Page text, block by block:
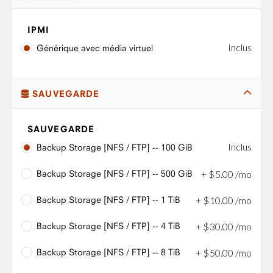
IPMI
Générique avec média virtuel
Inclus
SAUVEGARDE
SAUVEGARDE
Backup Storage [NFS / FTP] -- 100 GiB
Inclus
Backup Storage [NFS / FTP] -- 500 GiB + $5.00 /mo
Backup Storage [NFS / FTP] -- 1 TiB + $ 10.00 /mo
Backup Storage [NFS / FTP] -- 4 TiB + $30.00 /mo
Backup Storage [NFS / FTP] -- 8 TiB + $50.00 /mo